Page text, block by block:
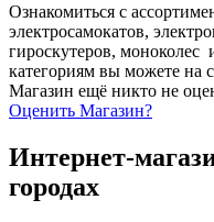
Ознакомиться с
электросамокатов,
гироскутеров, моноколес
категориям вы можете на
Магазин ещё никто не
Оценить Магазин?
Интернет-
городах